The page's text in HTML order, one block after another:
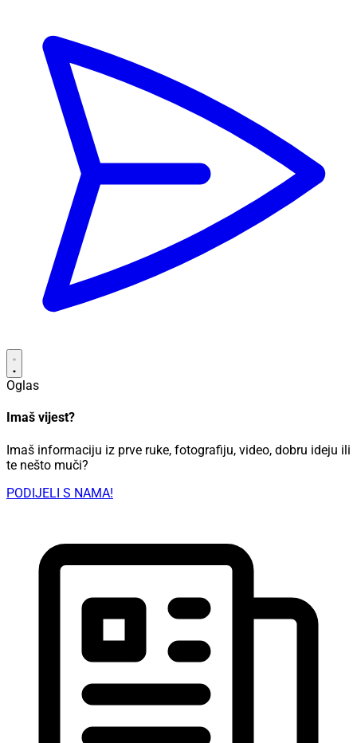
Oglas
Imaš vijest?
Imaš informaciju iz prve ruke, fotografiju, video, dobru ideju ili
te nešto muči?
PODIJELI S NAMA!